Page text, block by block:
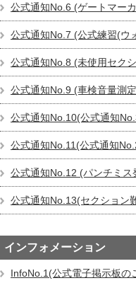
公式通知No.6 (ゲートマー
公式通知No.7 (公式練習(ウ
公式通知No.8 (未使用セク
公式通知No.9 (車検音量測
公式通知No.10(公式通知
公式通知No.11(公式通知
公式通知No.12 (パンチミ
公式通知No.13(セクション
インフォメーション
InfoNo.1(公式電子掲示板の